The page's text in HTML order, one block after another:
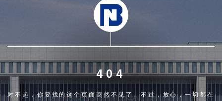
404
对不起，你要找的这个页面突然不见了。不过，放心，一切都在